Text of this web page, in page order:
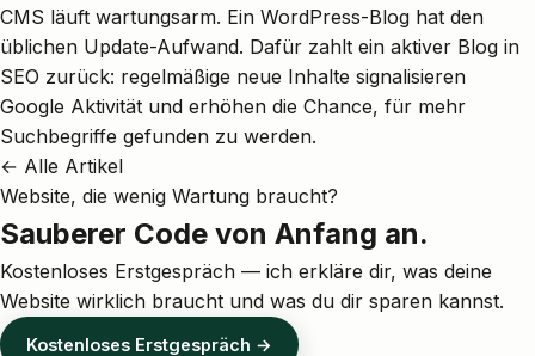
CMS läuft wartungsarm. Ein WordPress-Blog hat den
üblichen Update-Aufwand. Dafür zahlt ein aktiver Blog in
SEO zurück: regelmäßige neue Inhalte signalisieren
Google Aktivität und erhöhen die Chance, für mehr
Suchbegriffe gefunden zu werden.
← Alle Artikel
Website, die wenig Wartung braucht?
Sauberer Code von Anfang an.
Kostenloses Erstgespräch — ich erkläre dir, was deine
Website wirklich braucht und was du dir sparen kannst.
Kostenloses Erstgespräch →